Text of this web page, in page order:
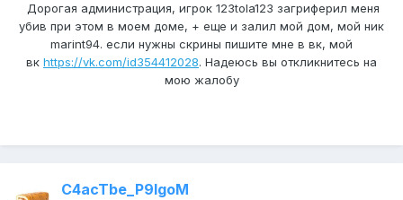
Дорогая администрация, игрок 123tola123 загриферил меня
убив при этом в моем доме, + еще и залил мой дом, мой ник
marint94. если нужны скрины пишите мне в вк, мой
вк https://vk.com/id354412028. Надеюсь вы откликнитесь на
мою жалобу
C4acTbe_P9IgoM